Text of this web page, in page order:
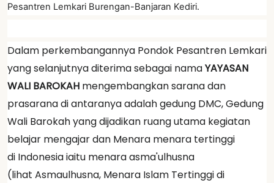
Pesantren Lemkari Burengan-Banjaran Kediri.
Dalam perkembangannya Pondok Pesantren Lemkari
yang selanjutnya diterima sebagai namaYAYASAN
WALI BAROKAH mengembangkan sarana dan
prasarana di antaranya adalah gedung DMC, Gedung
Wali Barokah yang dijadikan ruang utama kegiatan
belajar mengajar dan Menara menara tertinggi
di Indonesia iaitu menara asma'ulhusna
(lihat Asmaulhusna, Menara Islam Tertinggi di